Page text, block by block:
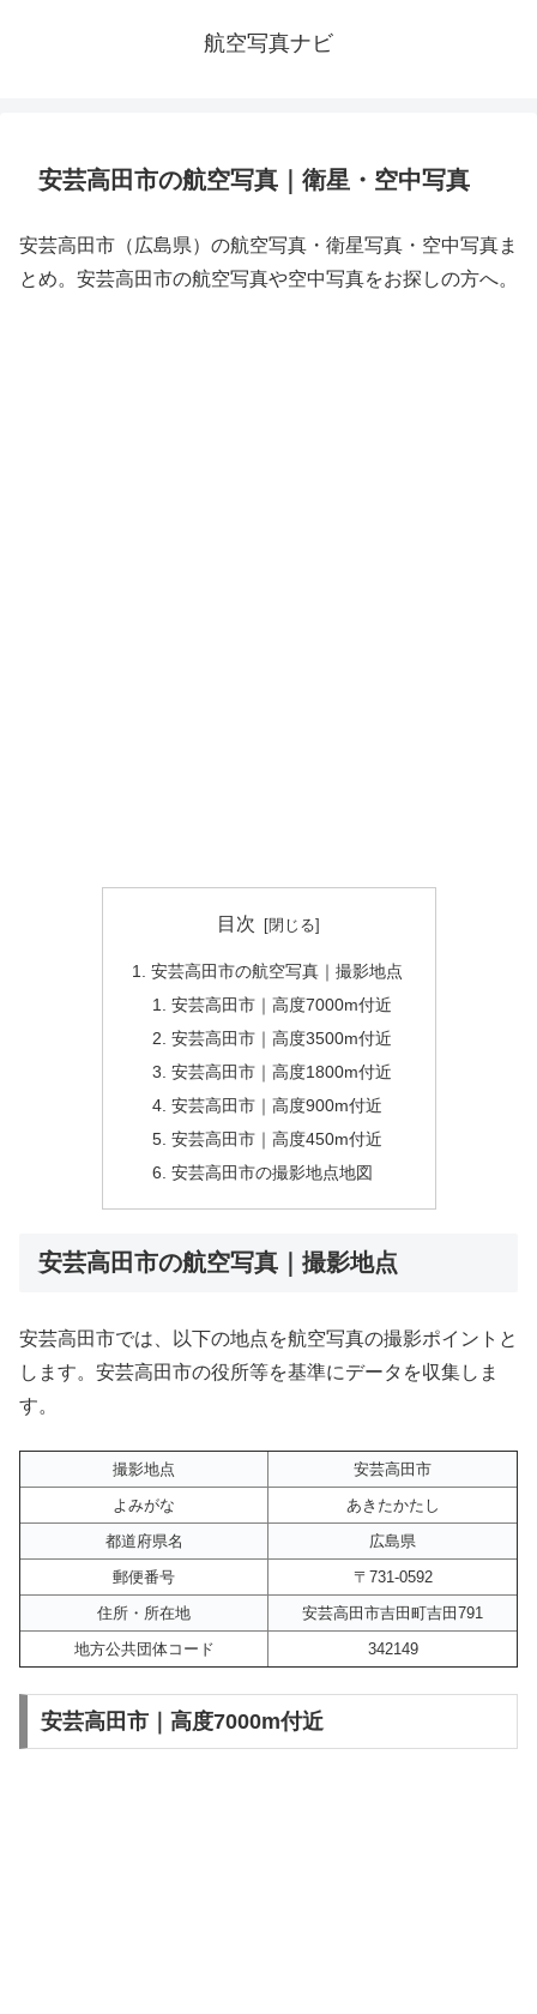
航空写真ナビ
安芸高田市の航空写真｜衛星・空中写真
安芸高田市（広島県）の航空写真・衛星写真・空中写真ま
とめ。安芸高田市の航空写真や空中写真をお探しの方へ。
目次
安芸高田市の航空写真｜撮影地点
安芸高田市｜高度7000m付近
安芸高田市｜高度3500m付近
安芸高田市｜高度1800m付近
安芸高田市｜高度900m付近
安芸高田市｜高度450m付近
安芸高田市の撮影地点地図
安芸高田市の航空写真｜撮影地点
安芸高田市では、以下の地点を航空写真の撮影ポイントと
します。安芸高田市の役所等を基準にデータを収集しま
す。
撮影地点
安芸高田市
よみがな
あきたかたし
都道府県名
広島県
郵便番号
〒731-0592
住所・所在地
安芸高田市吉田町吉田791
地方公共団体コード
342149
安芸高田市｜高度7000m付近